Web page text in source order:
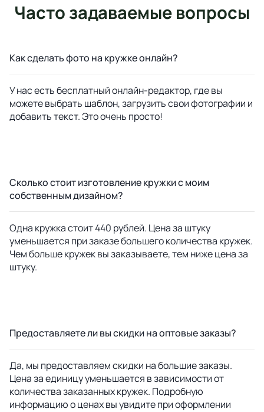
Часто задаваемые вопросы
Как сделать фото на кружке онлайн?
У нас есть бесплатный онлайн-редактор, где вы
можете выбрать шаблон, загрузить свои фотографии и
добавить текст. Это очень просто!
Сколько стоит изготовление кружки с моим
собственным дизайном?
Одна кружка стоит 440 рублей. Цена за штуку
уменьшается при заказе большего количества кружек.
Чем больше кружек вы заказываете, тем ниже цена за
штуку.
Предоставляете ли вы скидки на оптовые заказы?
Да, мы предоставляем скидки на большие заказы.
Цена за единицу уменьшается в зависимости от
количества заказанных кружек. Подробную
информацию о ценах вы увидите при оформлении